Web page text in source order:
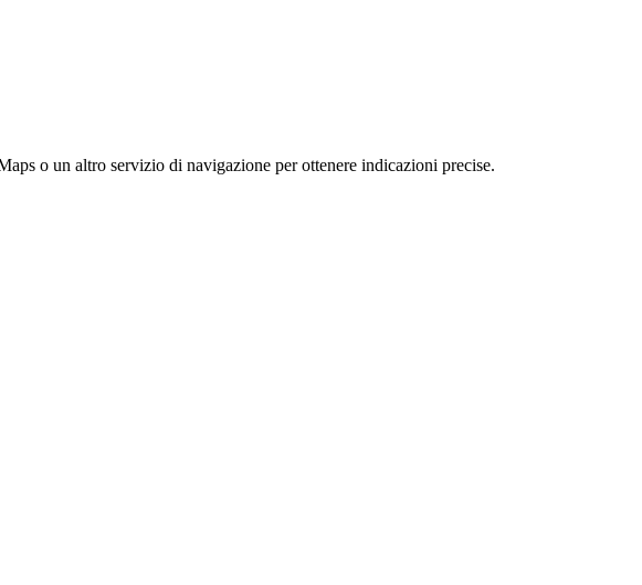
o un altro servizio di navigazione per ottenere indicazioni precise.